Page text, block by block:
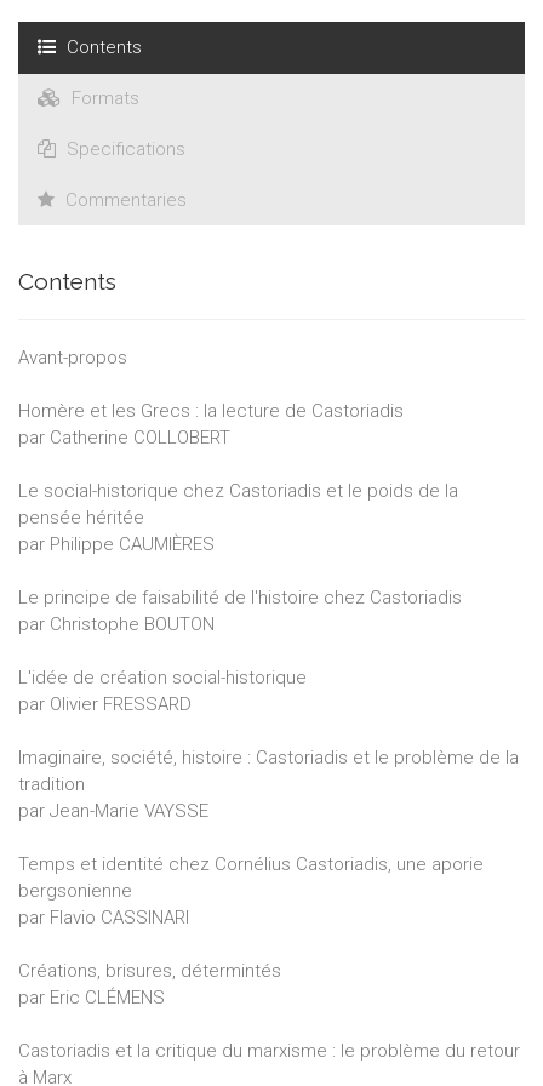
Contents
Formats
Specifications
Commentaries
Contents
Avant-propos
Homère et les Grecs : la lecture de Castoriadis
par Catherine COLLOBERT
Le social-historique chez Castoriadis et le poids de la
pensée héritée
par Philippe CAUMIÈRES
Le principe de faisabilité de l'histoire chez Castoriadis
par Christophe BOUTON
L'idée de création social-historique
par Olivier FRESSARD
Imaginaire, société, histoire : Castoriadis et le problème de la
tradition
par Jean-Marie VAYSSE
Temps et identité chez Cornélius Castoriadis, une aporie
bergsonienne
par Flavio CASSINARI
Créations, brisures, détermintés
par Eric CLÉMENS
Castoriadis et la critique du marxisme : le problème du retour
à Marx